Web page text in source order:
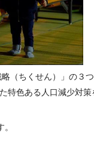
（ちくせん）」の３
特色ある人口減少対